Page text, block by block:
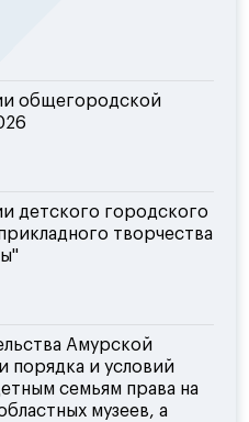
общегородской
детского городского
творчества
Амурской
порядка и условий
семьям права на
музеев, а